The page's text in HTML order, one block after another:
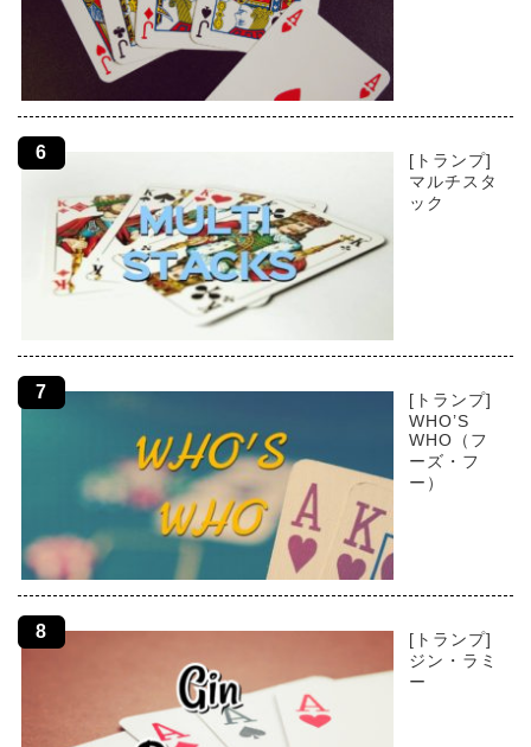
[トランプ]
マルチスタ
ック
[トランプ]
WHO’S
WHO（フ
ーズ・フ
ー）
[トランプ]
ジン・ラミ
ー